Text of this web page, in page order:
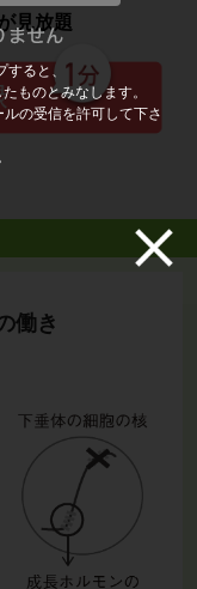
ると、
ものとみなします。
の受信を許可して下さ
見放題
働き